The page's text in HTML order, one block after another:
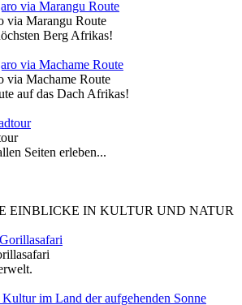
via Marangu Route
Berg Afrikas!
via Machame Route
auf das Dach Afrikas!
Seiten erleben...
EINBLICKE IN KULTUR UND NATUR